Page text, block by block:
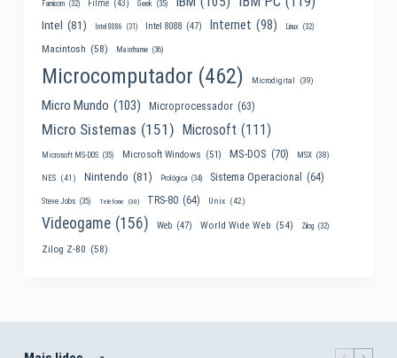
Famicom (32) Filme (43) Geek (35)
Intel (81) Intel 8086 (31) Intel 8088 (47) Internet (98) Linux (32)
Macintosh (58) Mainframe (36)
Microcomputador (462) Microdigital (39)
Micro Mundo (103) Microprocessador (63)
Micro Sistemas (151) Microsoft (111)
Microsoft MS-DOS (35) Microsoft Windows (51) MS-DOS (70) MSX (38)
NES (41) Nintendo (81) Prológica (34) Sistema Operacional (64)
Steve Jobs (35) Telefone (30) TRS-80 (64) Unix (42)
Videogame (156) Web (47) World Wide Web (54) Zilog (32)
Zilog Z-80 (58)